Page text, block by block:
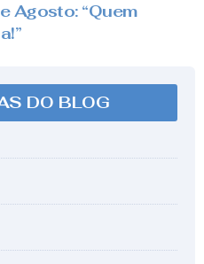
Agosto: “Quem
DO BLOG